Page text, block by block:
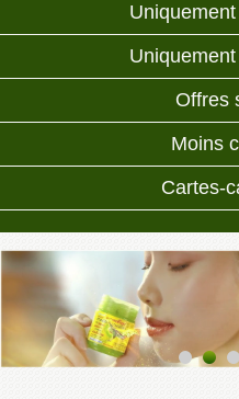
Offres
Moins
Cartes-